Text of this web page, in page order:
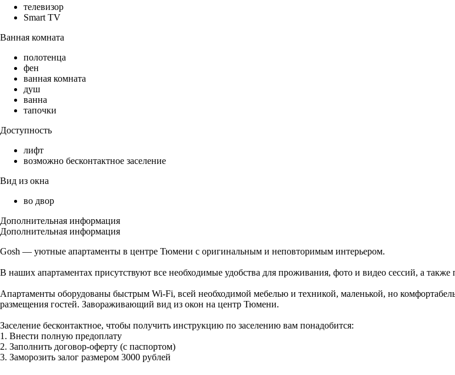
телевизор
Smart TV
Ванная комната
полотенца
фен
ванная комната
душ
ванна
тапочки
Доступность
лифт
возможно бесконтактное заселение
Вид из окна
во двор
Дополнительная информация
Дополнительная информация
Gosh — уютные апартаменты в центре Тюмени с оригинальным и неповторимым интерьером.
В наших апартаментах присутствуют все необходимые удобства для проживания, фото и видео сессий, а
Апартаменты оборудованы быстрым Wi-Fi, всей необходимой мебелью и техникой, маленькой, но
размещения гостей. Завораживающий вид из окон на центр Тюмени.
Заселение бесконтактное, чтобы получить инструкцию по заселению вам понадобится:
1. Внести полную предоплату
2. Заполнить договор-оферту (с паспортом)
3. Заморозить залог размером 3000 рублей